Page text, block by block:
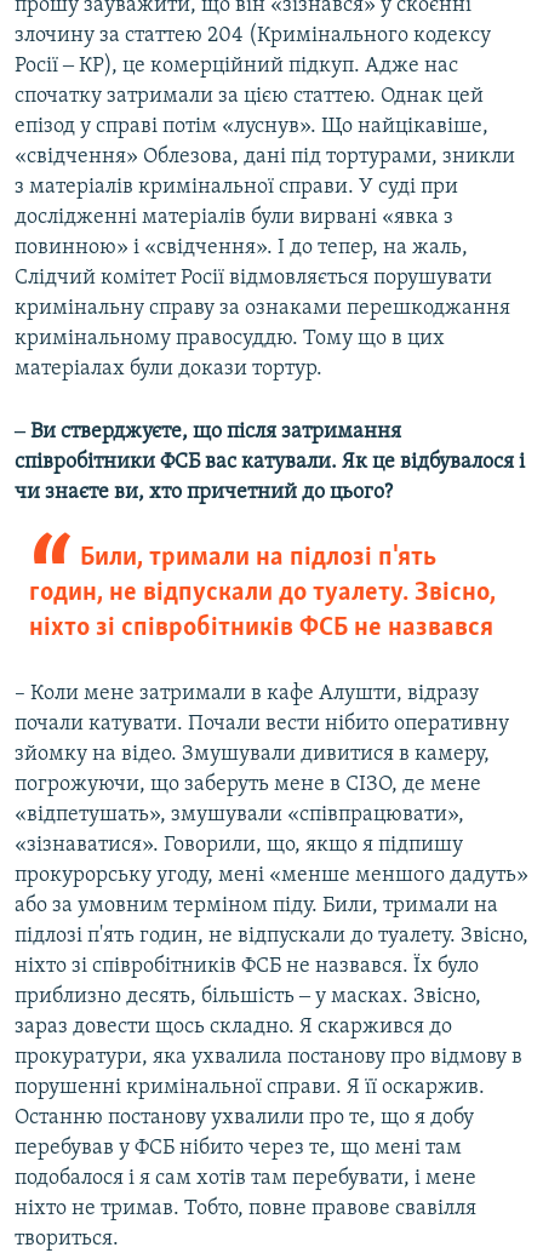
прошу зауважити, що він «зізнався» у скоєнні
злочину за статтею 204 (Кримінального кодексу
Росії ‒ КР), це комерційний підкуп. Адже нас
спочатку затримали за цією статтею. Однак цей
епізод у справі потім «луснув». Що найцікавіше,
«свідчення» Облезова, дані під тортурами, зникли
з матеріалів кримінальної справи. У суді при
дослідженні матеріалів були вирвані «явка з
повинною» і «свідчення». І до тепер, на жаль,
Слідчий комітет Росії відмовляється порушувати
кримінальну справу за ознаками перешкоджання
кримінальному правосуддю. Тому що в цих
матеріалах були докази тортур.
‒ Ви стверджуєте, що після затримання
співробітники ФСБ вас катували. Як це відбувалося і
чи знаєте ви, хто причетний до цього?
Били, тримали на підлозі п'ять
годин, не відпускали до туалету. Звісно,
ніхто зі співробітників ФСБ не назвався
– Коли мене затримали в кафе Алушти, відразу
почали катувати. Почали вести нібито оперативну
зйомку на відео. Змушували дивитися в камеру,
погрожуючи, що заберуть мене в СІЗО, де мене
«відпетушать», змушували «співпрацювати»,
«зізнаватися». Говорили, що, якщо я підпишу
прокурорську угоду, мені «менше меншого дадуть»
або за умовним терміном піду. Били, тримали на
підлозі п'ять годин, не відпускали до туалету. Звісно,
ніхто зі співробітників ФСБ не назвався. Їх було
приблизно десять, більшість ‒ у масках. Звісно,
зараз довести щось складно. Я скаржився до
прокуратури, яка ухвалила постанову про відмову в
порушенні кримінальної справи. Я її оскаржив.
Останню постанову ухвалили про те, що я добу
перебував у ФСБ нібито через те, що мені там
подобалося і я сам хотів там перебувати, і мене
ніхто не тримав. Тобто, повне правове свавілля
твориться.